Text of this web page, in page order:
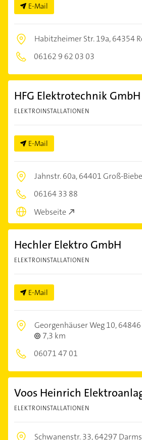
E-Mail
Habitzheimer Str. 19a,64354
06162 9 62 03 03
HFG Elektrotechnik GmbH
ELEKTROINSTALLATIONEN
E-Mail
Jahnstr. 60a,64401 Groß-
06164 33 88
Webseite
Hechler Elektro GmbH
ELEKTROINSTALLATIONEN
E-Mail
Georgenhäuser Weg 10,
7,3 km
06071 47 01
Voos Heinrich
ELEKTROINSTALLATIONEN
Schwanenstr. 33,64297